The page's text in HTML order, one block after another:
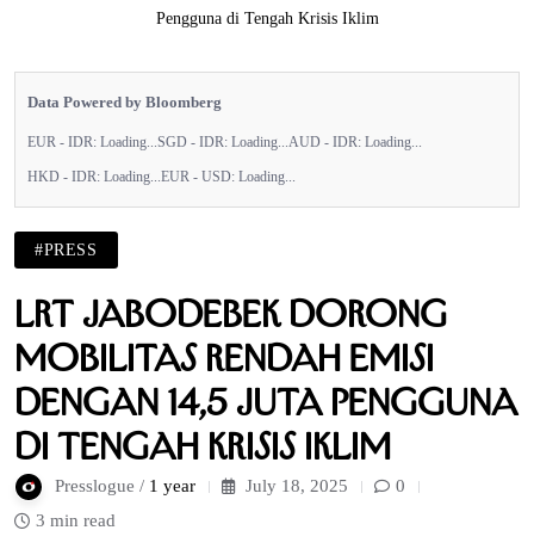
Pengguna di Tengah Krisis Iklim
Data Powered by Bloomberg
EUR - IDR: Loading... SGD - IDR: Loading... AUD - IDR: Loading...
HKD - IDR: Loading... EUR - USD: Loading...
#PRESS
LRT Jabodebek Dorong
Mobilitas Rendah Emisi
dengan 14,5 Juta Pengguna
di Tengah Krisis Iklim
Presslogue / 1 year July 18, 2025
0
3 min read